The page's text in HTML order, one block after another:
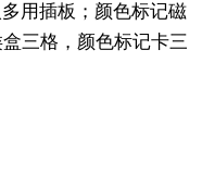
用插板；颜色标记磁
三格，颜色标记卡三